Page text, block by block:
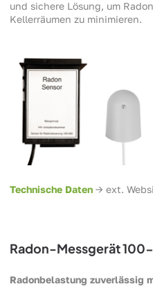
und sichere Lösung, um
Kellerräumen zu minimieren.
Technische Daten -> ext.
Radon-Messgerät
Radonbelastung zuverlässig